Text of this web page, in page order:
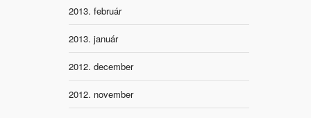
2013. február
2013. január
2012. december
2012. november